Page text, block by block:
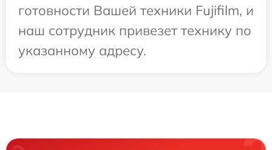
готовности Вашей техники Fujifilm, и
наш сотрудник привезет технику по
указанному адресу.